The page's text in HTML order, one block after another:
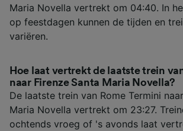
Maria Novella vertrekt om 04:40. In
op feestdagen kunnen de tijden en
variëren.
Hoe laat vertrekt de laatste trein
naar Firenze Santa Maria Novella?
De laatste trein van Rome Termini
Maria Novella vertrekt om 23:27.
ochtends vroeg of 's avonds laat